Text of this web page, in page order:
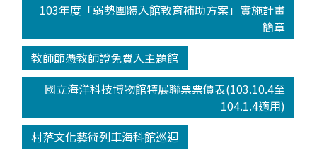
103年度「弱勢團體入館教育補助方案」實施計畫
簡章
教師節憑教師證免費入主題館
國立海洋科技博物館特展聯票票價表(103.10.4至
104.1.4適用)
村落文化藝術列車海科館巡迴